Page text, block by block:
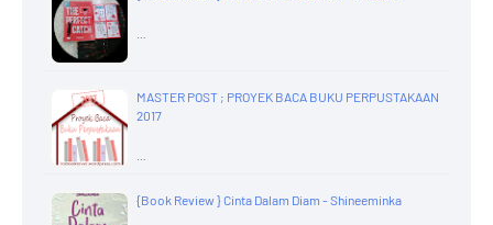
MASTER POST ; PROYEK BACA BUKU PERPUSTAKAAN
2017
{Book Review } Cinta Dalam Diam - Shineeminka